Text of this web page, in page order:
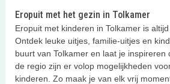
Eropuit met het gezin in Tolkamer
Eropuit met kinderen in Tolkamer is
Ontdek leuke uitjes, familie-uitjes en
buurt van Tolkamer en laat je inspireren
de regio zijn er volop mogelijkheden
kinderen. Zo maak je van elk vrij